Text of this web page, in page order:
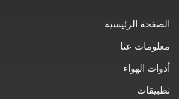
الصفحة الرئيسية
معلومات عنا
أدوات الهواء
تطبيقات